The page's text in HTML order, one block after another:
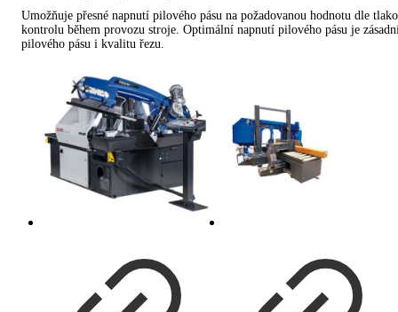
Umožňuje přesné napnutí pilového pásu na požadovanou hodnotu dle
kontrolu během provozu stroje. Optimální napnutí pilového pásu je
pilového pásu i kvalitu řezu.